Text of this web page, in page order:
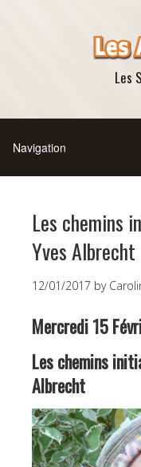
Les
Les chemins
Yves Albrecht
12/01/2017 by
Mercredi 15
Les chemins
Albrecht